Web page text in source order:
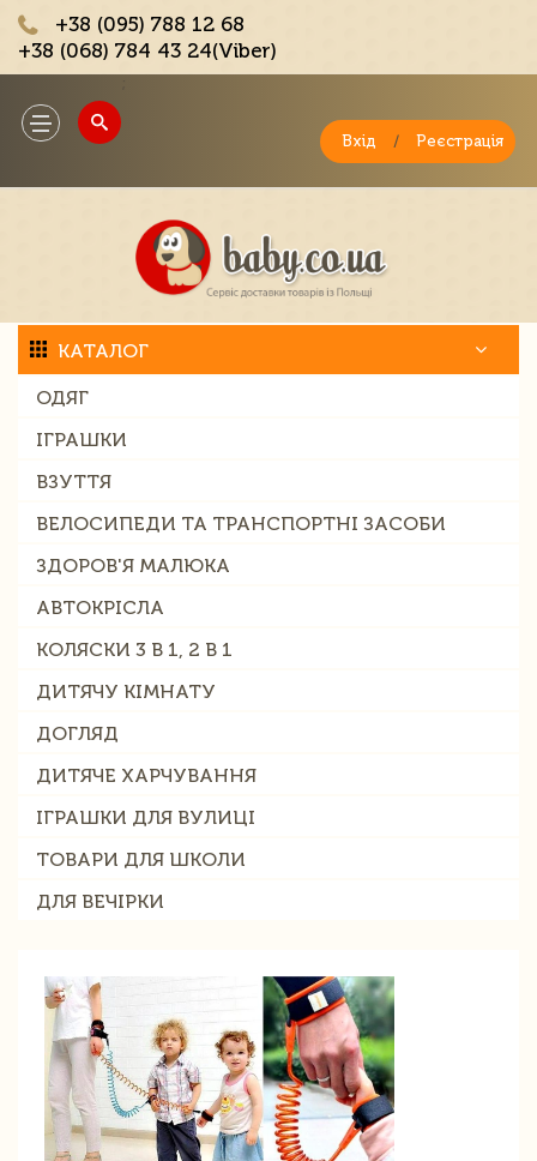
+38 (095) 788 12 68
+38 (068) 784 43 24(Viber)
Toggle
navigation
Вхід / Реєстрація
КАТАЛОГ
ОДЯГ
ІГРАШКИ
ВЗУТТЯ
ВЕЛОСИПЕДИ ТА ТРАНСПОРТНІ ЗАСОБИ
ЗДОРОВ'Я МАЛЮКА
АВТОКРІСЛА
КОЛЯСКИ 3 В 1, 2 В 1
ДИТЯЧУ КІМНАТУ
ДОГЛЯД
ДИТЯЧЕ ХАРЧУВАННЯ
ІГРАШКИ ДЛЯ ВУЛИЦІ
ТОВАРИ ДЛЯ ШКОЛИ
ДЛЯ ВЕЧІРКИ